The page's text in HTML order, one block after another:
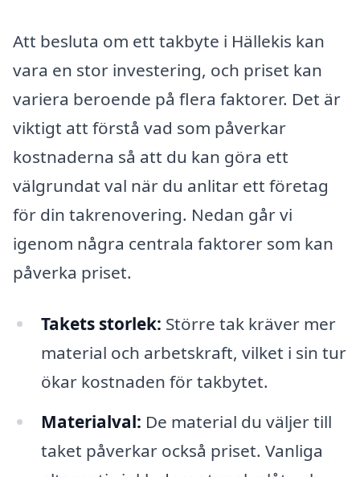
Att besluta om ett takbyte i Hällekis kan
vara en stor investering, och priset kan
variera beroende på flera faktorer. Det är
viktigt att förstå vad som påverkar
kostnaderna så att du kan göra ett
välgrundat val när du anlitar ett företag
för din takrenovering. Nedan går vi
igenom några centrala faktorer som kan
påverka priset.
Takets storlek: Större tak kräver mer
material och arbetskraft, vilket i sin tur
ökar kostnaden för takbytet.
Materialval: De material du väljer till
taket påverkar också priset. Vanliga